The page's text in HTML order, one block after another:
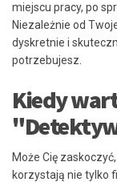
miejscu pracy, po
Niezależnie od
dyskretnie i
potrzebujesz.
Kiedy
Może Cię
korzystają nie tylko